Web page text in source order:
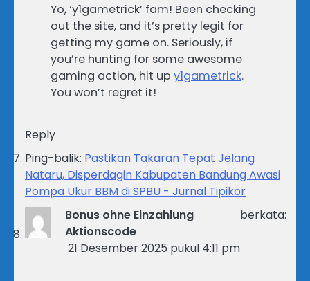
Yo, ‘y1gametrick’ fam! Been checking
out the site, and it’s pretty legit for
getting my game on. Seriously, if
you’re hunting for some awesome
gaming action, hit up y1gametrick.
You won’t regret it!
Reply
Ping-balik: Pastikan Takaran Tepat Jelang
Nataru, Disperdagin Kabupaten Bandung Awasi
Pompa Ukur BBM di SPBU - Jurnal Tipikor
Bonus ohne Einzahlung
Aktionscode
berkata:
21 Desember 2025 pukul 4:11 pm